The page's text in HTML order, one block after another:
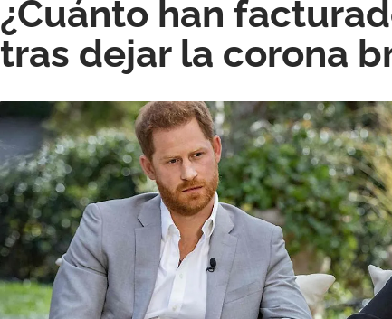
¿Cuánto han
tras dejar la corona